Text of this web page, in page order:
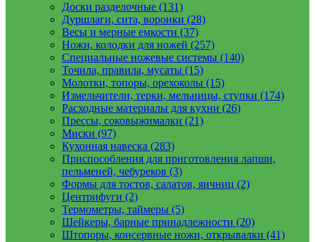
Доски разделочные (131)
Дуршлаги, сита, воронки (28)
Весы и мерные емкости (37)
Ножи, колодки для ножей (257)
Специальные ножевые системы (140)
Точила, правила, мусаты (15)
Молотки, топоры, орехоколы (15)
Измельчители, терки, мельницы, ступки (174)
Расходные материалы для кухни (26)
Прессы, соковыжималки (21)
Миски (97)
Кухонная навеска (283)
Приспособления для приготовления лапши,
пельменей, чебуреков (3)
Формы для тостов, салатов, яичниц (2)
Центрифуги (2)
Термометры, таймеры (5)
Шейкеры, барные принадлежности (20)
Штопоры, консервные ножи, открывалки (41)